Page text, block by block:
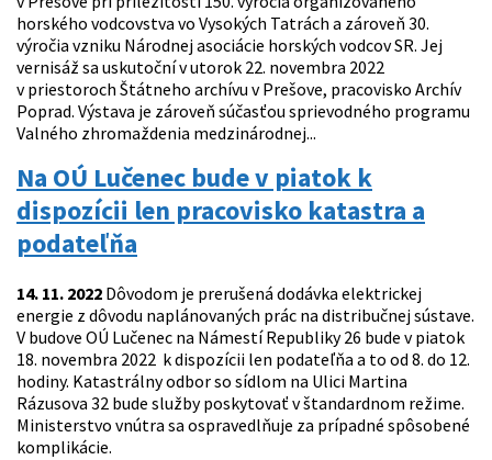
horského vodcovstva vo Vysokých Tatrách a zároveň 30.
výročia vzniku Národnej asociácie horských vodcov SR. Jej
vernisáž sa uskutoční v utorok 22. novembra 2022
v priestoroch Štátneho archívu v Prešove, pracovisko Archív
Poprad. Výstava je zároveň súčasťou sprievodného programu
Valného zhromaždenia medzinárodnej...
Na OÚ Lučenec bude v piatok k
dispozícii len pracovisko katastra a
podateľňa
14. 11. 2022 Dôvodom je prerušená dodávka elektrickej
energie z dôvodu naplánovaných prác na distribučnej sústave.
V budove OÚ Lučenec na Námestí Republiky 26 bude v piatok
18. novembra 2022 k dispozícii len podateľňa a to od 8. do 12.
hodiny. Katastrálny odbor so sídlom na Ulici Martina
Rázusova 32 bude služby poskytovať v štandardnom režime.
Ministerstvo vnútra sa ospravedlňuje za prípadné spôsobené
komplikácie.